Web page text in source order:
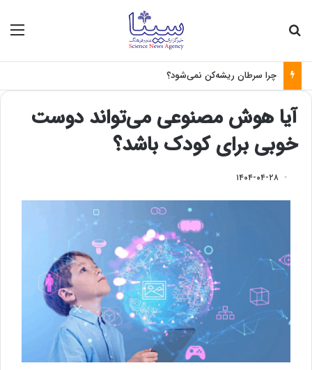
چرا سرطان ریشه‌کن نمی‌شود؟
آیا هوش مصنوعی می‌تواند دوست
خوبی برای کودک باشد؟
۱۴۰۴-۰۴-۲۸